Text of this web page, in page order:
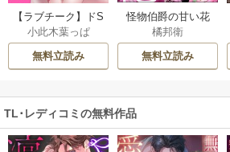
【ラブチーク】ドS
社長はドM秘書をい
じめたい～オフィ
スでぬれとろ玩具
小此木葉っぱ
無料立読み
怪物伯爵の甘い花
悪役令嬢はベッド
で乱れ散る（分冊
版）
橘邦衛
無料立読み
TL･レディコミの無料作品